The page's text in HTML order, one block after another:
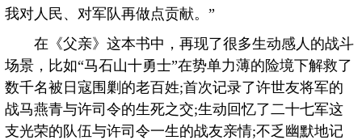
我对人民、对军队再做点贡献。”
在《父亲》这本书中，再现了很多生动感人的战斗
场景，比如“马石山十勇士”在势单力薄的险境下解救了
数千名被日寇围剿的老百姓;首次记录了许世友将军的
战马燕青与许司令的生死之交;生动回忆了二十七军这
支光荣的队伍与许司令一生的战友亲情;不乏幽默地记